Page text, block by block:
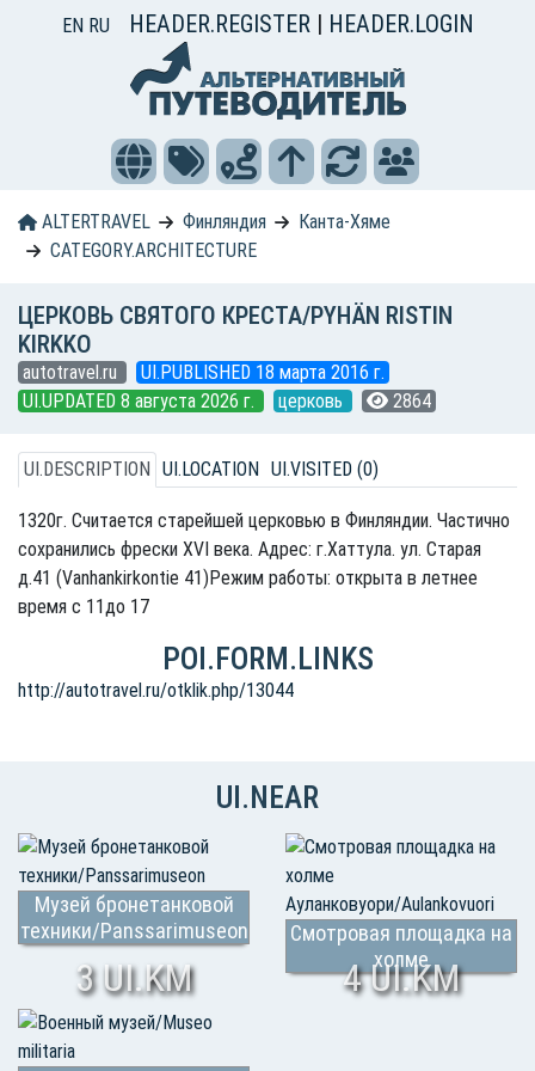
EN RU HEADER.REGISTER | HEADER.LOGIN
ALTERTRAVEL Финляндия
Канта-Хяме
CATEGORY.ARCHITECTURE
ЦЕРКОВЬ СВЯТОГО КРЕСТА/PYHÄN RISTIN
KIRKKO
autotravel.ru
UI.PUBLISHED 18 марта 2016 г.
UI.UPDATED 8 августа 2026 г.
церковь 2864
UI.DESCRIPTION UI.LOCATION UI.VISITED (0)
1320г. Считается старейшей церковью в Финляндии. Частично
сохранились фрески XVI века. Адрес: г.Хаттула. ул. Старая
д.41 (Vanhankirkontie 41)Режим работы: открыта в летнее
время с 11до 17
POI.FORM.LINKS
http://autotravel.ru/otklik.php/13044
UI.NEAR
Музей бронетанковой
техники/Panssarimuseon
3 UI.KM
Смотровая площадка на
холме
Ауланковуори/Aulankovuori
4 UI.KM